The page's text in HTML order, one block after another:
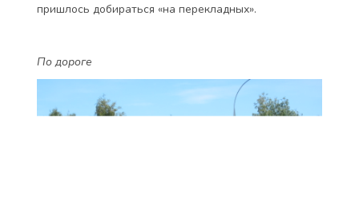
пришлось добираться «на перекладных».
По дороге